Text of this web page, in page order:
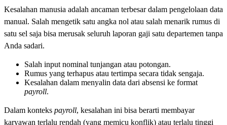
Kesalahan manusia adalah ancaman terbesar dalam pengelolaan data
manual. Salah mengetik satu angka nol atau salah menarik rumus di
satu sel saja bisa merusak seluruh laporan gaji satu departemen tanpa
Anda sadari.
Salah input nominal tunjangan atau potongan.
Rumus yang terhapus atau tertimpa secara tidak sengaja.
Kesalahan dalam menyalin data dari absensi ke format
payroll.
Dalam konteks payroll, kesalahan ini bisa berarti membayar
karyawan terlalu rendah (yang memicu konflik) atau terlalu tinggi